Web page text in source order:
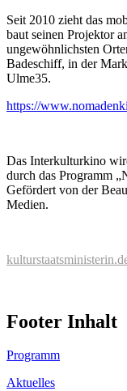
Seit 2010 zieht das
baut seinen Projektor
ungewöhnlichsten
Badeschiff, in der
Ulme35.
https://
Das Interkulturkino
durch das Programm
Gefördert von der
Medien.
Footer Inhalt
Programm
Aktuelles